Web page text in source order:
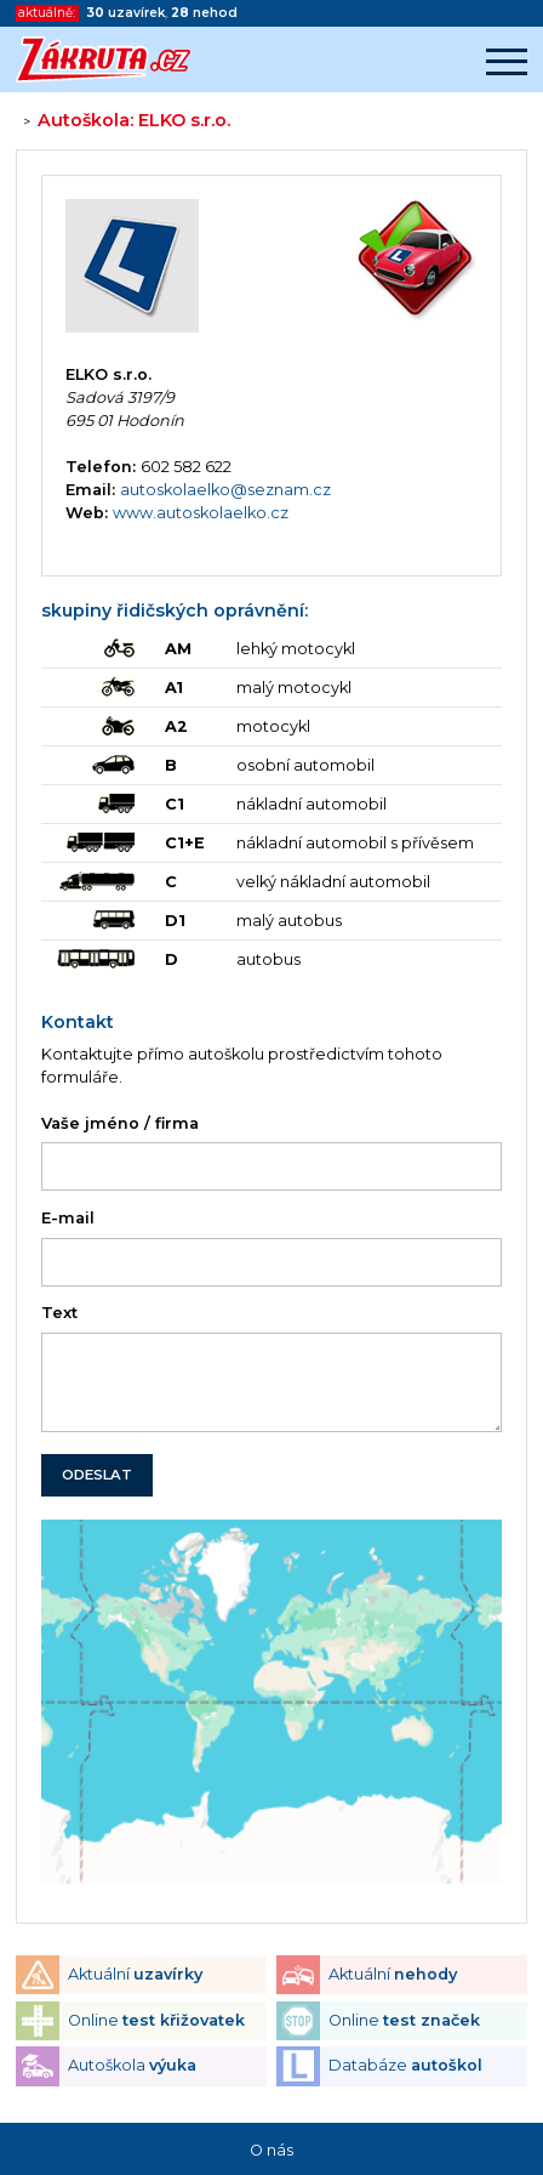
aktuálně: 30 uzavírek, 28 nehod
>Autoškola: ELKO s.r.o.
Začátek reklamy
Konec reklamy
ELKO s.r.o.
Sadová 3197/9
695 01 Hodonín
Telefon: 602 582 622
Email: autoskolaelko@seznam.cz
Web: www.autoskolaelko.cz
skupiny řidičských oprávnění:
AM lehký motocykl
A1 malý motocykl
A2 motocykl
B osobní automobil
C1 nákladní automobil
C1+E nákladní automobil s přívěsem
C velký nákladní automobil
D1 malý autobus
D autobus
Kontakt
Kontaktujte přímo autoškolu prostředictvím tohoto
formuláře.
Vaše jméno / firma
E-mail
Text
ODESLAT
Aktuální uzavírky Aktuální nehody
Onlinetest křižovatek Onlinetest značek
Autoškola výuka Databáze autoškol
O nás